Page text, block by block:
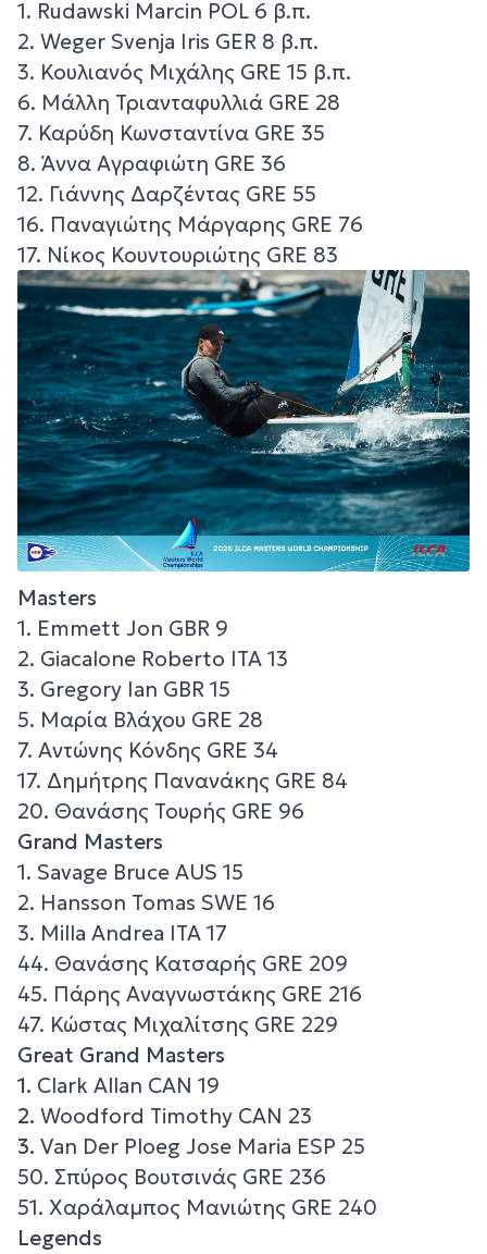
1. Rudawski Marcin POL 6 β.π.
2. Weger Svenja Iris GER 8 β.π.
3. Κουλιανός Μιχάλης GRE 15 β.π.
6. Μάλλη Τριανταφυλλιά GRE 28
7. Καρύδη Κωνσταντίνα GRE 35
8. Άννα Αγραφιώτη GRE 36
12. Γιάννης Δαρζέντας GRE 55
16. Παναγιώτης Μάργαρης GRE 76
17. Νίκος Κουντουριώτης GRE 83
Masters
1. Emmett Jon GBR 9
2. Giacalone Roberto ITA 13
3. Gregory Ian GBR 15
5. Μαρία Βλάχου GRE 28
7. Αντώνης Κόνδης GRE 34
17. Δημήτρης Πανανάκης GRE 84
20. Θανάσης Τουρής GRE 96
Grand Masters
1. Savage Bruce AUS 15
2. Hansson Tomas SWE 16
3. Milla Andrea ITA 17
44. Θανάσης Κατσαρής GRE 209
45. Πάρης Αναγνωστάκης GRE 216
47. Κώστας Μιχαλίτσης GRE 229
Great Grand Masters
1. Clark Allan CAN 19
2. Woodford Timothy CAN 23
3. Van Der Ploeg Jose Maria ESP 25
50. Σπύρος Βουτσινάς GRE 236
51. Χαράλαμπος Μανιώτης GRE 240
Legends